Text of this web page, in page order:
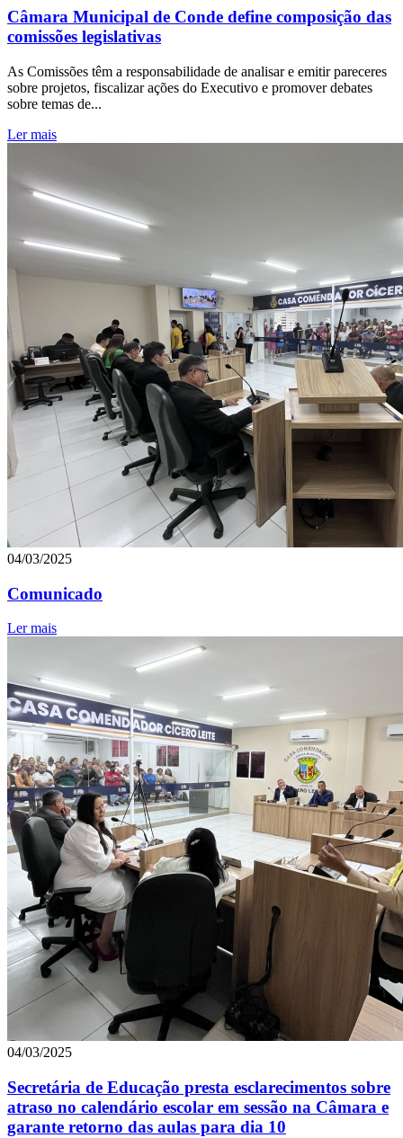
Câmara Municipal de Conde define composição das
comissões legislativas
As Comissões têm a responsabilidade de analisar e emitir pareceres
sobre projetos, fiscalizar ações do Executivo e promover debates
sobre temas de...
Ler mais
04/03/2025
Comunicado
Ler mais
04/03/2025
Secretária de Educação presta esclarecimentos sobre
atraso no calendário escolar em sessão na Câmara e
garante retorno das aulas para dia 10